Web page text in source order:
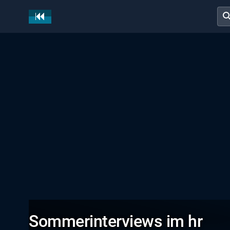
Sommerinterviews im hr